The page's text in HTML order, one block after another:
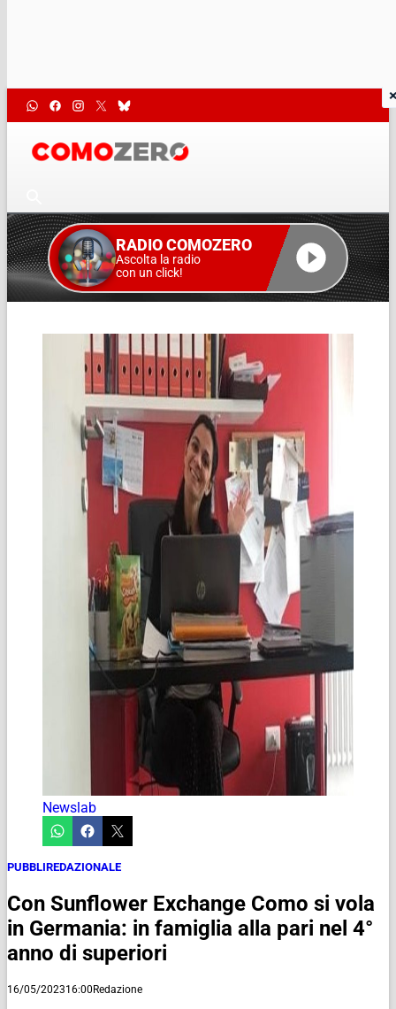
RADIO COMOZERO
Ascolta la radio
con un click!
Newslab
PUBBLIREDAZIONALE
Con Sunflower Exchange Como si vola
in Germania: in famiglia alla pari nel 4°
anno di superiori
16/05/202316:00Redazione